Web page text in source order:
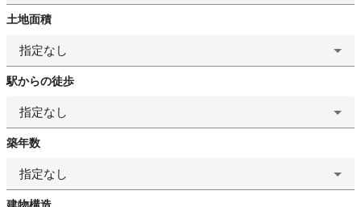
土地面積
指定なし
駅からの徒歩
指定なし
築年数
指定なし
建物構造